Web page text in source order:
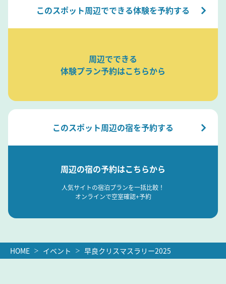
このスポット周辺でできる体験を予約する
周辺でできる
体験プラン予約はこちらから
このスポット周辺の宿を予約する
周辺の宿の予約はこちらから
人気サイトの宿泊プランを一括比較！
オンラインで空室確認+予約
HOME イベント 早良クリスマスラリー2025